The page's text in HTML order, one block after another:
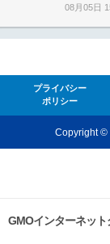
08月05日
プライバシー
ポリシー
Copyright ©
GMOインターネッ